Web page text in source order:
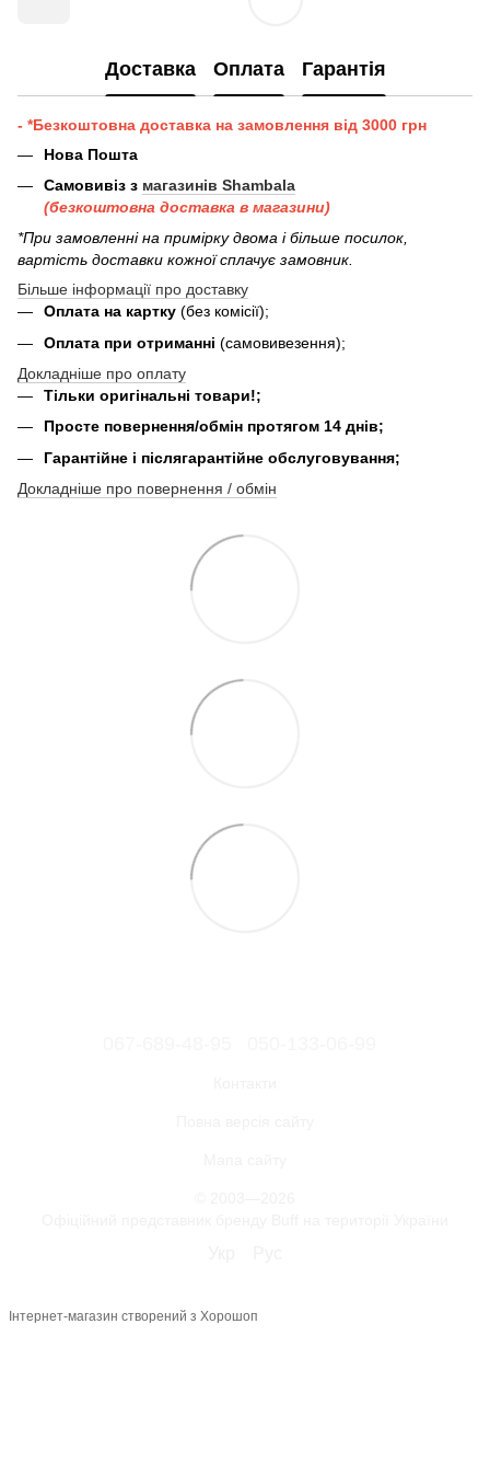
Доставка Оплата Гарантія
- *Безкоштовна доставка на замовлення від 3000 грн
Нова Пошта
Самовивіз з магазинів Shambala
(безкоштовна доставка в магазини)
*При замовленні на примірку двома і більше посилок,
вартість доставки кожної сплачує замовник.
Більше інформації про доставку
Оплата на картку (без комісії);
Оплата при отриманні (самовивезення);
Докладніше про оплату
Тільки оригінальні товари!;
Просте повернення/обмін протягом 14 днів;
Гарантійне і післягарантійне обслуговування;
Докладніше про повернення / обмін
Інтернет-магазин створений з Хорошоп